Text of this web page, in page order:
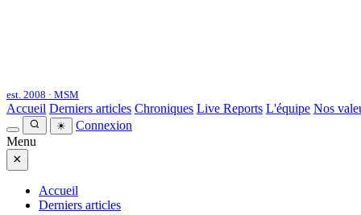
est. 2008 · MSM
Accueil Derniers articles Chroniques Live Reports L'équipe Nos
☀
Connexion
Menu
×
Accueil
Derniers articles